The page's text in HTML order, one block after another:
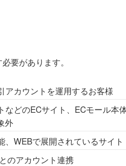
要があります。
アカウントを運用するお客様
などのECサイト、ECモール本
外
WEBで展開されているサイト
のアカウント連携